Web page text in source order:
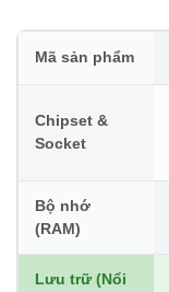
Mã sản phẩm
Chipset &
Socket
Bộ nhớ
(RAM)
Lưu trữ (Nổi